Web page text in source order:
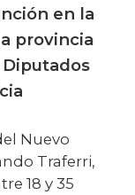
en la
provincia
Diputados
Nuevo
Traferri,
18 y 35